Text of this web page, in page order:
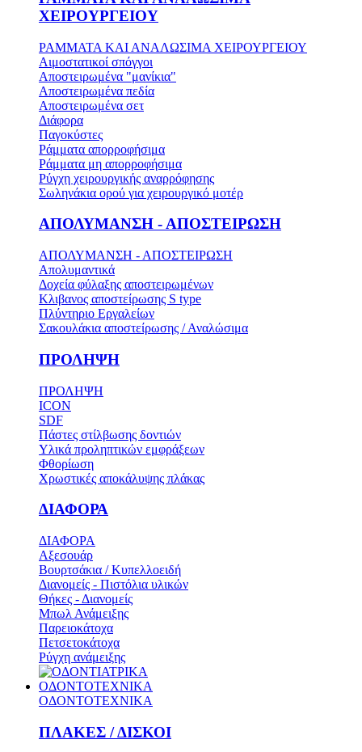
ΧΕΙΡΟΥΡΓΕΙΟΥ
ΡΑΜΜΑΤΑ ΚΑΙ ΑΝΑΛΩΣΙΜΑ ΧΕΙΡΟΥΡΓΕΙΟΥ
Αιμοστατικοί σπόγγοι
Αποστειρωμένα "μανίκια"
Αποστειρωμένα πεδία
Αποστειρωμένα σετ
Διάφορα
Παγοκύστες
Ράμματα απορροφήσιμα
Ράμματα μη απορροφήσιμα
Ρύγχη χειρουργικής αναρρόφησης
Σωληνάκια ορού για χειρουργικό μοτέρ
ΑΠΟΛΥΜΑΝΣΗ - ΑΠΟΣΤΕΙΡΩΣΗ
ΑΠΟΛΥΜΑΝΣΗ - ΑΠΟΣΤΕΙΡΩΣΗ
Απολυμαντικά
Δοχεία φύλαξης αποστειρωμένων
Κλιβανος αποστείρωσης S type
Πλύντηριο Εργαλείων
Σακουλάκια αποστείρωσης / Αναλώσιμα
ΠΡΟΛΗΨΗ
ΠΡΟΛΗΨΗ
ICON
SDF
Πάστες στίλβωσης δοντιών
Υλικά προληπτικών εμφράξεων
Φθορίωση
Χρωστικές αποκάλυψης πλάκας
ΔΙΑΦΟΡΑ
ΔΙΑΦΟΡΑ
Αξεσουάρ
Βουρτσάκια / Κυπελλοειδή
Διανομείς - Πιστόλια υλικών
Θήκες - Διανομείς
Μπωλ Ανάμειξης
Παρειοκάτοχα
Πετσετοκάτοχα
Ρύγχη ανάμειξης
ΟΔΟΝΤΟΤΕΧΝΙΚΑ
ΟΔΟΝΤΟΤΕΧΝΙΚΑ
ΠΛΑΚΕΣ / ΔΙΣΚΟΙ